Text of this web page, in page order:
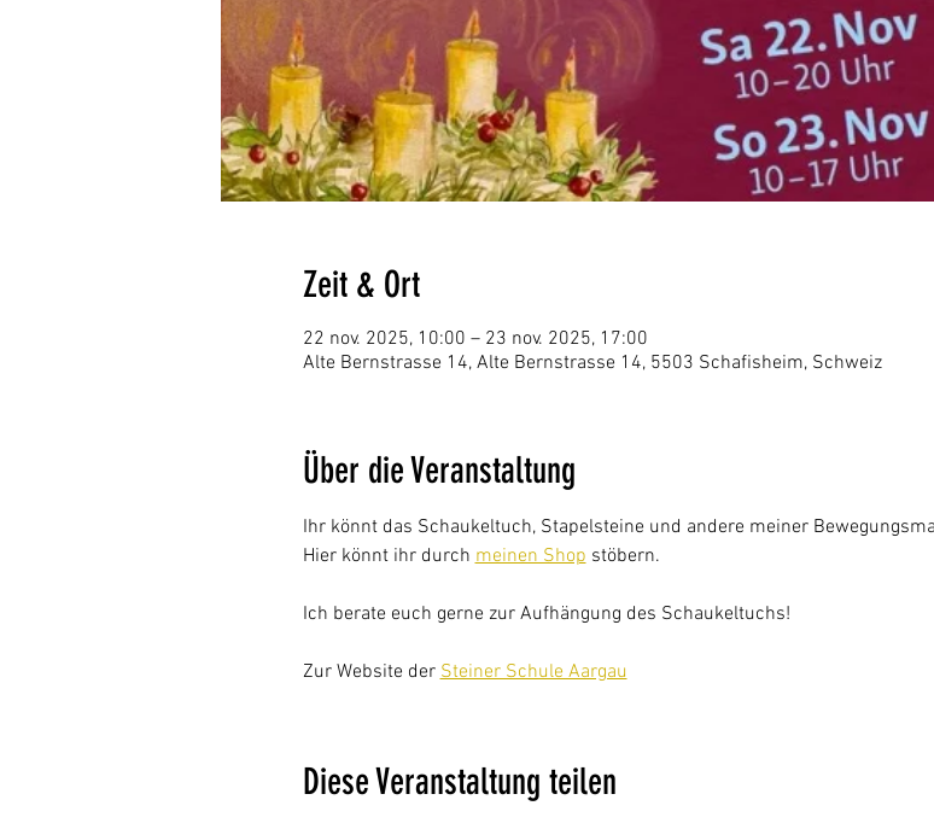
Zeit & Ort
22 nov. 2025, 10:00 – 23 nov. 2025, 17:00
Alte Bernstrasse 14, Alte Bernstrasse 14, 5503 Schafisheim, Schweiz
Über die Veranstaltung
Ihr könnt das Schaukeltuch, Stapelsteine und andere meiner
Hier könnt ihr durch meinen Shop stöbern.
Ich berate euch gerne zur Aufhängung des Schaukeltuchs!
Zur Website der Steiner Schule Aargau
Diese Veranstaltung teilen